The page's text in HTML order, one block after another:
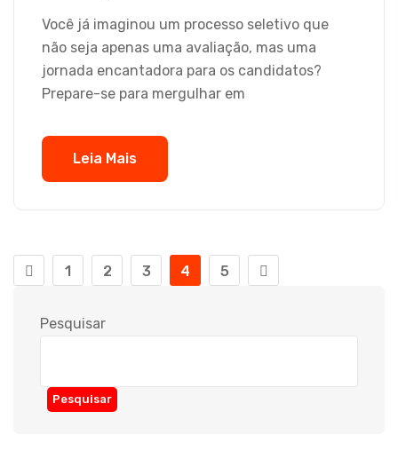
Você já imaginou um processo seletivo que
não seja apenas uma avaliação, mas uma
jornada encantadora para os candidatos?
Prepare-se para mergulhar em
Leia Mais
1 2 3 4 5
Pesquisar
Pesquisar